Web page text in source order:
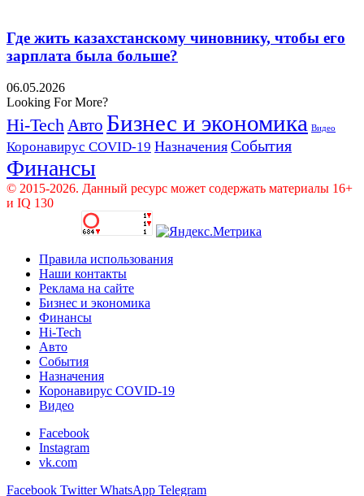
Где жить казахстанскому чиновнику, чтобы его
зарплата была больше?
06.05.2026
Looking For More?
Hi-Tech Авто Бизнес и экономика Видео
Коронавирус COVID-19 Назначения События
Финансы
© 2015-2026. Данный ресурс может содержать материалы 16+
и IQ 130
Правила использования
Наши контакты
Реклама на сайте
Бизнес и экономика
Финансы
Hi-Tech
Авто
События
Назначения
Коронавирус COVID-19
Видео
Facebook
Instagram
vk.com
Facebook Twitter WhatsApp Telegram